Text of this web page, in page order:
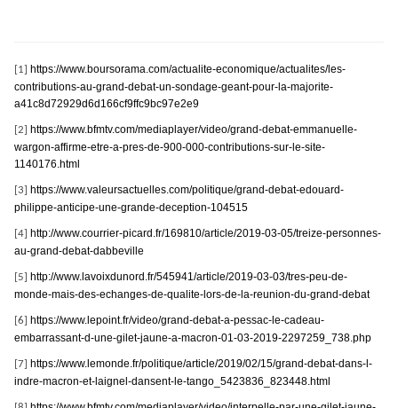
[1]
https://www.boursorama.com/actualite-economique/actualites/les-
contributions-au-grand-debat-un-sondage-geant-pour-la-majorite-
a41c8d72929d6d166cf9ffc9bc97e2e9
[2]
https://www.bfmtv.com/mediaplayer/video/grand-debat-emmanuelle-
wargon-affirme-etre-a-pres-de-900-000-contributions-sur-le-site-
1140176.html
[3]
https://www.valeursactuelles.com/politique/grand-debat-edouard-
philippe-anticipe-une-grande-deception-104515
[4]
http://www.courrier-picard.fr/169810/article/2019-03-05/treize-personnes-
au-grand-debat-dabbeville
[5]
http://www.lavoixdunord.fr/545941/article/2019-03-03/tres-peu-de-
monde-mais-des-echanges-de-qualite-lors-de-la-reunion-du-grand-debat
[6]
https://www.lepoint.fr/video/grand-debat-a-pessac-le-cadeau-
embarrassant-d-une-gilet-jaune-a-macron-01-03-2019-2297259_738.php
[7]
https://www.lemonde.fr/politique/article/2019/02/15/grand-debat-dans-l-
indre-macron-et-laignel-dansent-le-tango_5423836_823448.html